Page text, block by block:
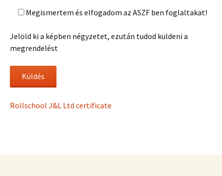
Megismertem és elfogadom az ASZF ben foglaltakat!
Jelöld ki a képben négyzetet, ezután tudod küldeni a
megrendelést
Rollschool J&L Ltd certificate